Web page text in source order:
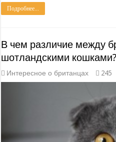
Подробнее...
В чем различие между
шотландскими кошками?
Интересное о британцах 245